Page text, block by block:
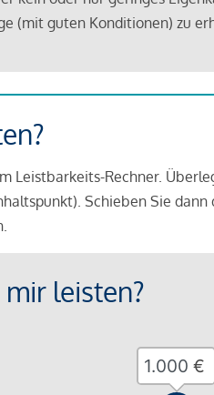
(mit guten Konditionen) zu
Leistbarkeits-Rechner.
Schieben Sie
leisten?
€